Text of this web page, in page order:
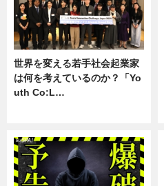
世界を変える若手社会起業家
は何を考えているのか？「Yo
uth Co:L…